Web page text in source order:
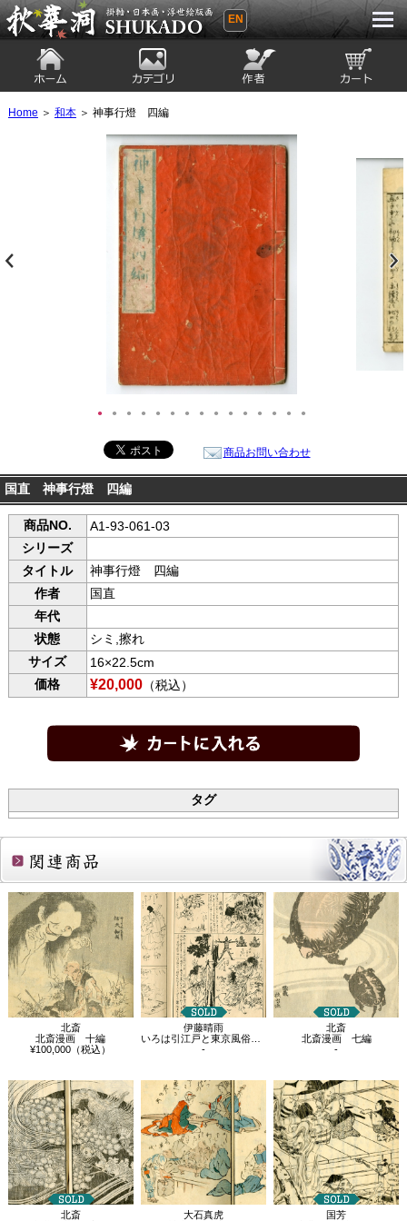
秋華洞 SHUKADO 掛軸・日本画・浮世
EN
Home ＞ 和本＞ 神事行燈 四編
● ● ● ● ● ● ● ● ● ● ● ● ● ● ●
商品お問い合わせ
国直 神事行燈 四編
商品NO.
A1-93-061-03
シリーズ
タイトル
神事行燈 四編
作者
国直
年代
状態
シミ,擦れ
サイズ
16×22.5cm
価格
¥20,000（税込）
タグ
関連商品
北斎
北斎漫画 十編
¥100,000（税込）
伊藤晴雨
いろは引江戸と東京風俗野史 巻の五
-
北斎
北斎漫画 七編
-
北斎
大石真虎
国芳